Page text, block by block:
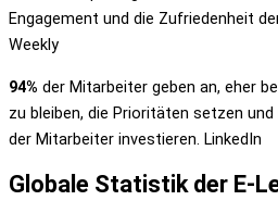
Engagement und die Zufriedenheit
Weekly
94% der Mitarbeiter geben an, eher
zu bleiben, die Prioritäten setzen
der Mitarbeiter investieren. LinkedIn
Globale Statistik der E-